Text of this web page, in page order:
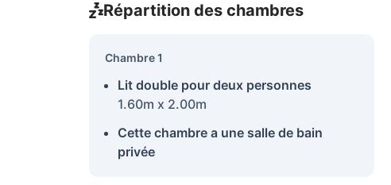
Répartition des chambres
Chambre 1
Lit double pour deux personnes
1.60m x 2.00m
Cette chambre a une salle de bain
privée